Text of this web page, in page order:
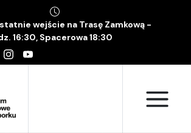
wejście na Trasę Zamkową -
16:30, Spacerowa 18:30